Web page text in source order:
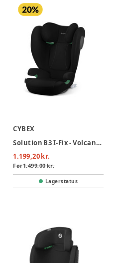
CYBEX
Solution B3 I-Fix - Volcano Black
1.199,20 kr.
Før1.499,00 kr.
Lagerstatus